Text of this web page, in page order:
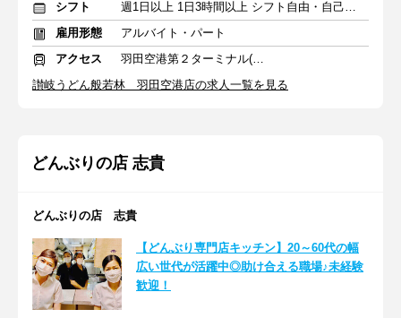
シフト
週1日以上 1日3時間以上 シフト自由・自己申告
雇用形態
アルバイト・パート
アクセス
羽田空港第２ターミナル(東京モノレール・ＡＮＡ利用)駅 徒歩2分
讃岐うどん般若林 羽田空港店の求人一覧を見る
どんぶりの店 志貴
どんぶりの店 志貴
【どんぶり専門店キッチン】20～60代の幅
広い世代が活躍中◎助け合える職場♪未経験
歓迎！